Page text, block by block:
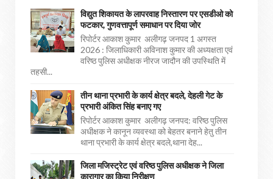
विद्युत शिकायत के लापरवाह निस्तारण पर एसडीओ को
फटकार, गुणवत्तापूर्ण समाधान पर दिया जोर
रिपोर्टर आकाश कुमार अलीगढ़ जनपद 1 अगस्त
2026 : जिलाधिकारी अविनाश कुमार की अध्यक्षता एवं
वरिष्ठ पुलिस अधीक्षक नीरज जादौन की उपस्थिति में
तहसी...
तीन थाना प्रभारी के कार्य क्षेत्र बदले, देहली गेट के
प्रभारी अंकित सिंह बनाए गए
रिपोर्टर आकाश कुमार अलीगढ़ जनपद: वरिष्ठ पुलिस
अधीक्षक ने कानून व्यवस्था को बेहतर बनाने हेतु तीन
थाना प्रभारी के कार्य क्षेत्र बदले,थाना देह...
जिला मजिस्ट्रेट एवं वरिष्ठ पुलिस अधीक्षक ने जिला
कारागार का किया निरीक्षण